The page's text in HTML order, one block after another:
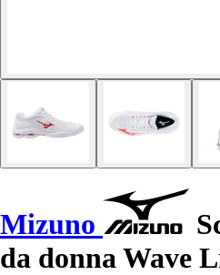
Mizuno
da donna Wave